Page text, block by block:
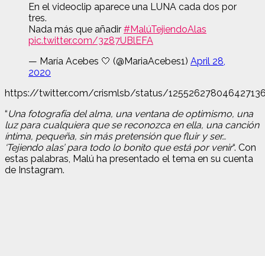
En el videoclip aparece una LUNA cada dos por
tres.
Nada más que añadir #MalúTejiendoAlas
pic.twitter.com/3z87UBlEFA
— María Acebes 🤍 (@MariaAcebes1) April 28,
2020
https://twitter.com/crismlsb/status/
“Una fotografía del alma, una ventana de optimismo, una
luz para cualquiera que se reconozca en ella, una canción
íntima, pequeña, sin más pretensión que fluir y ser…
‘Tejiendo alas’ para todo lo bonito que está por venir“. Con
estas palabras, Malú ha presentado el tema en su cuenta
de Instagram.